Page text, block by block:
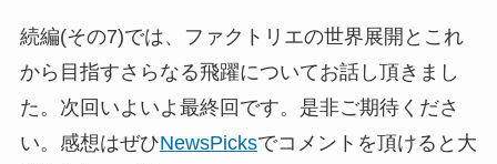
続編(その7)では、ファクトリエの世界展開とこれ
から目指すさらなる飛躍についてお話し頂きまし
た。次回いよいよ最終回です。是非ご期待くださ
い。感想はぜひNewsPicksでコメントを頂けると大